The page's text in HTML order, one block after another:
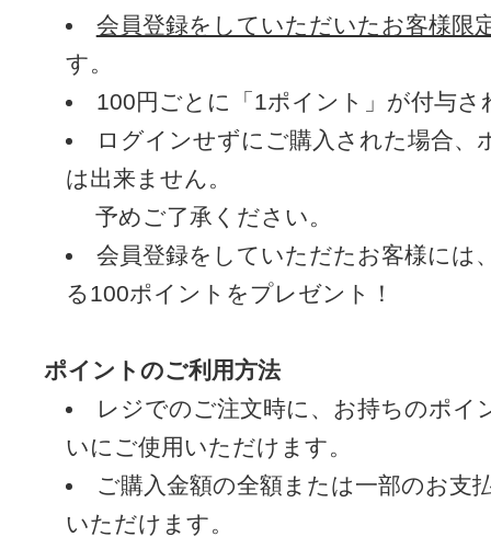
会員登録をしていただいたお客様限
す。
100円ごとに「1ポイント」が付与さ
ログインせずにご購入された場合、
は出来ません。
予めご了承ください。
会員登録をしていただたお客様には
る100ポイントをプレゼント！
ポイントのご利用方法
レジでのご注文時に、お持ちのポイ
いにご使用いただけます。
ご購入金額の全額または一部のお支
いただけます。